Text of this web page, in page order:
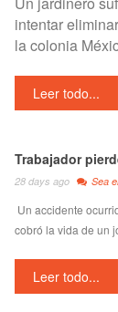
intentar
la colonia
Leer todo...
Trabajador
28 days ago Sea
Un accidente
cobró la vida de un
Leer todo...